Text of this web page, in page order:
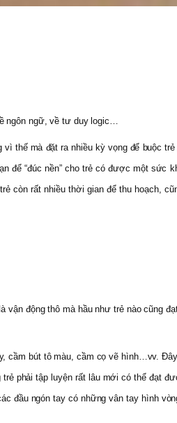
ngôn ngữ, về tư duy logic…
thế mà đặt ra nhiều kỳ vọng để buộc
“đúc nền” cho trẻ có được một sức
còn rất nhiều thời gian để thu hoạch,
vận động thô mà hầu như trẻ nào cũng
cầm bút tô màu, cầm cọ vẽ hình…vv.
phải tập luyện rất lâu mới có thể đạt
đầu ngón tay có những vân tay hình